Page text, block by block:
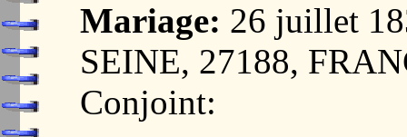
Mariage: 26 juillet
SEINE, 27188,
Conjoint: